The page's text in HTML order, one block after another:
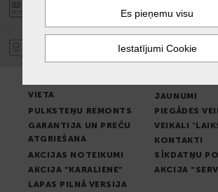
PASŪTĪJUMA APMAKSA
GARANTIJA
VIETA
JAUNUMI
PULKSTEŅU REMONTS
PIEGĀDES
GARANTIJA UN PREČU
ATGRIEŠANA
VEIKALI
KONTAKTI
AKCIJAS NOTEIKUMI
SĪKDATŅU
AKCIJA “KARALIENE”
AKCIJA
LAPAS PILNĀ VERSIJA